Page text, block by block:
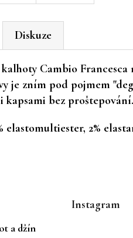
Diskuze
kalhoty Cambio
je zním pod pojmem
kapsami bez proštepování.
elastomultiester, 2%
a džín
Instagram